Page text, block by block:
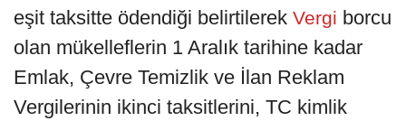
eşit taksitte ödendiği belirtilerek Vergi borcu
olan mükelleflerin 1 Aralık tarihine kadar
Emlak, Çevre Temizlik ve İlan Reklam
Vergilerinin ikinci taksitlerini, TC kimlik